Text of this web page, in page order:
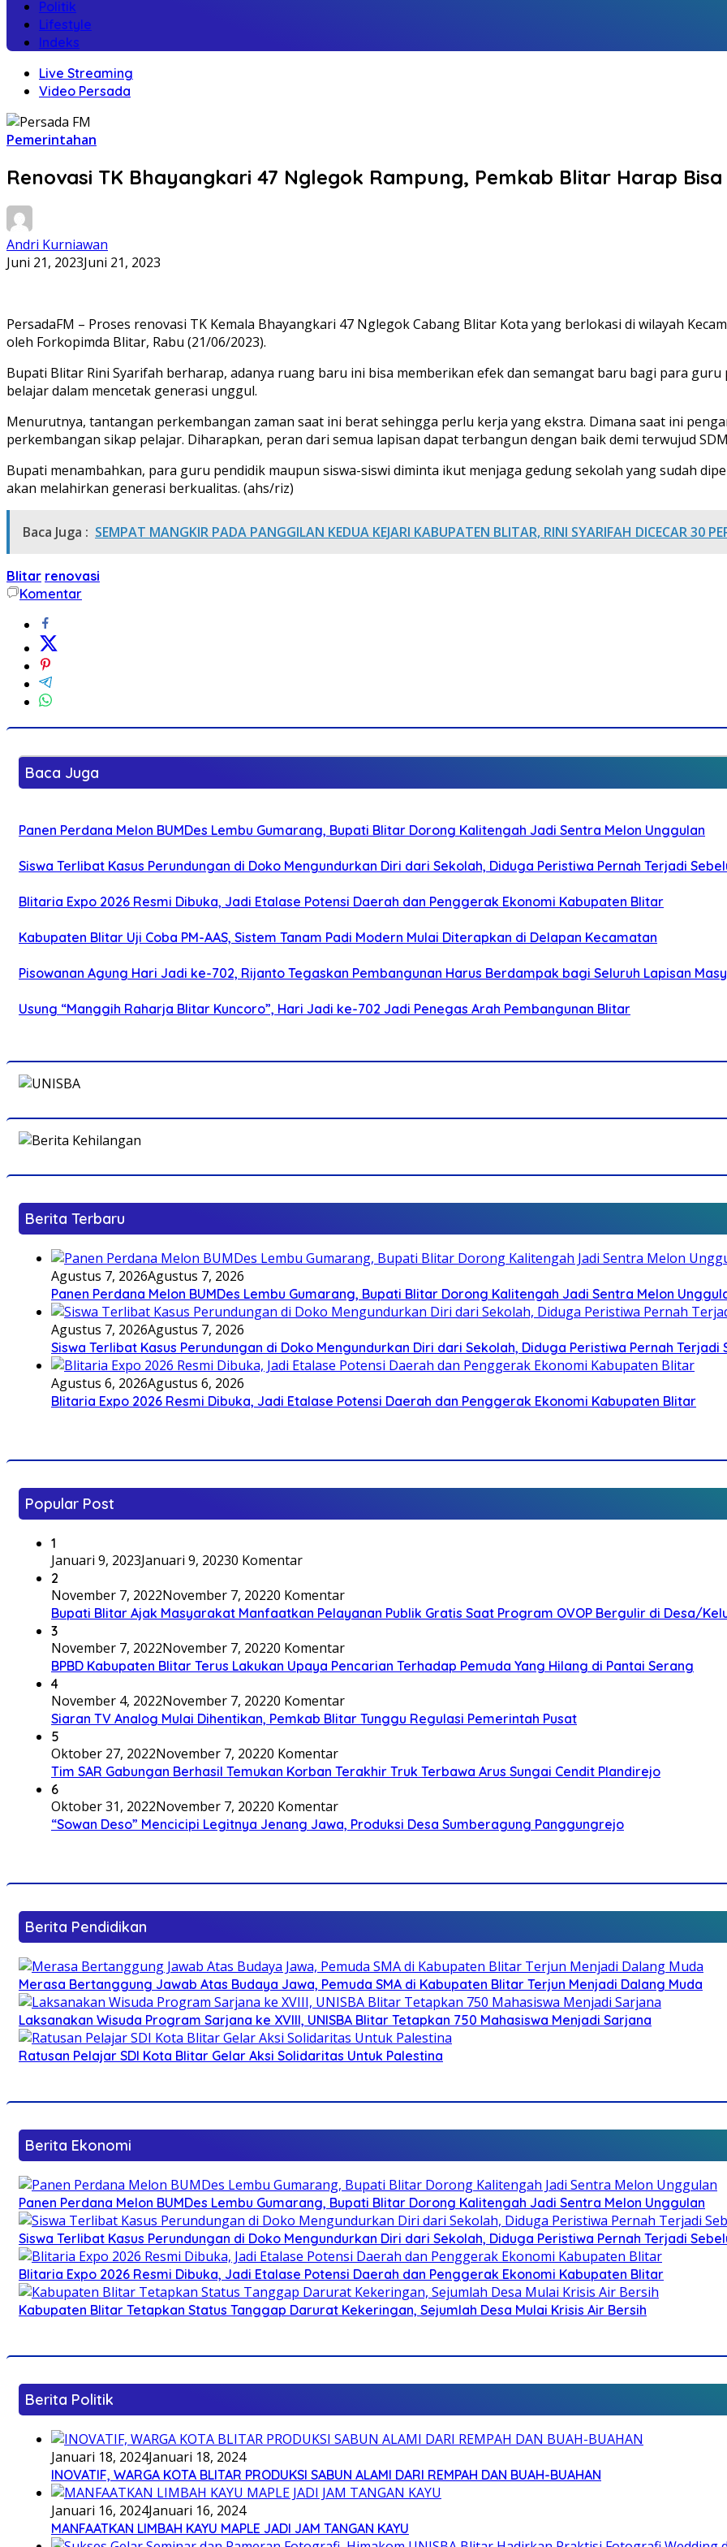
Politik
Lifestyle
Indeks
Live Streaming
Video Persada
Pemerintahan
Renovasi TK Bhayangkari 47 Nglegok Rampung, Pemkab Blitar Harap
Andri Kurniawan
Juni 21, 2023Juni 21, 2023
PersadaFM – Proses renovasi TK Kemala Bhayangkari 47 Nglegok Cabang Blitar Kota yang berlokasi di wilayah
oleh Forkopimda Blitar, Rabu (21/06/2023).
Bupati Blitar Rini Syarifah berharap, adanya ruang baru ini bisa memberikan efek dan semangat baru bagi para
belajar dalam mencetak generasi unggul.
Menurutnya, tantangan perkembangan zaman saat ini berat sehingga perlu kerja yang ekstra. Dimana saat ini
perkembangan sikap pelajar. Diharapkan, peran dari semua lapisan dapat terbangun dengan baik demi terwujud
Bupati menambahkan, para guru pendidik maupun siswa-siswi diminta ikut menjaga gedung sekolah yang sudah
akan melahirkan generasi berkualitas. (ahs/riz)
Baca Juga : SEMPAT MANGKIR PADA PANGGILAN KEDUA KEJARI KABUPATEN BLITAR, RINI SYARIFAH DICECAR 30
Blitar renovasi
Komentar
Baca Juga
Panen Perdana Melon BUMDes Lembu Gumarang, Bupati Blitar Dorong Kalitengah Jadi Sentra Melon Unggulan
Siswa Terlibat Kasus Perundungan di Doko Mengundurkan Diri dari Sekolah, Diduga Peristiwa Pernah Terjadi
Blitaria Expo 2026 Resmi Dibuka, Jadi Etalase Potensi Daerah dan Penggerak Ekonomi Kabupaten Blitar
Kabupaten Blitar Uji Coba PM-AAS, Sistem Tanam Padi Modern Mulai Diterapkan di Delapan Kecamatan
Pisowanan Agung Hari Jadi ke-702, Rijanto Tegaskan Pembangunan Harus Berdampak bagi Seluruh Lapisan
Usung “Manggih Raharja Blitar Kuncoro”, Hari Jadi ke-702 Jadi Penegas Arah Pembangunan Blitar
Berita Terbaru
Agustus 7, 2026Agustus 7, 2026
Panen Perdana Melon BUMDes Lembu Gumarang, Bupati Blitar Dorong Kalitengah Jadi Sentra Melon
Agustus 7, 2026Agustus 7, 2026
Siswa Terlibat Kasus Perundungan di Doko Mengundurkan Diri dari Sekolah, Diduga Peristiwa Pernah Terjadi
Agustus 6, 2026Agustus 6, 2026
Blitaria Expo 2026 Resmi Dibuka, Jadi Etalase Potensi Daerah dan Penggerak Ekonomi Kabupaten Blitar
Popular Post
1
Januari 9, 2023Januari 9, 20230 Komentar
2
November 7, 2022November 7, 20220 Komentar
Bupati Blitar Ajak Masyarakat Manfaatkan Pelayanan Publik Gratis Saat Program OVOP Bergulir di Desa/
3
November 7, 2022November 7, 20220 Komentar
BPBD Kabupaten Blitar Terus Lakukan Upaya Pencarian Terhadap Pemuda Yang Hilang di Pantai Serang
4
November 4, 2022November 7, 20220 Komentar
Siaran TV Analog Mulai Dihentikan, Pemkab Blitar Tunggu Regulasi Pemerintah Pusat
5
Oktober 27, 2022November 7, 20220 Komentar
Tim SAR Gabungan Berhasil Temukan Korban Terakhir Truk Terbawa Arus Sungai Cendit Plandirejo
6
Oktober 31, 2022November 7, 20220 Komentar
“Sowan Deso” Mencicipi Legitnya Jenang Jawa, Produksi Desa Sumberagung Panggungrejo
Berita Pendidikan
Merasa Bertanggung Jawab Atas Budaya Jawa, Pemuda SMA di Kabupaten Blitar Terjun Menjadi Dalang Muda
Laksanakan Wisuda Program Sarjana ke XVIII, UNISBA Blitar Tetapkan 750 Mahasiswa Menjadi Sarjana
Ratusan Pelajar SDI Kota Blitar Gelar Aksi Solidaritas Untuk Palestina
Berita Ekonomi
Panen Perdana Melon BUMDes Lembu Gumarang, Bupati Blitar Dorong Kalitengah Jadi Sentra Melon Unggulan
Siswa Terlibat Kasus Perundungan di Doko Mengundurkan Diri dari Sekolah, Diduga Peristiwa Pernah Terjadi
Blitaria Expo 2026 Resmi Dibuka, Jadi Etalase Potensi Daerah dan Penggerak Ekonomi Kabupaten Blitar
Kabupaten Blitar Tetapkan Status Tanggap Darurat Kekeringan, Sejumlah Desa Mulai Krisis Air Bersih
Berita Politik
Januari 18, 2024Januari 18, 2024
INOVATIF, WARGA KOTA BLITAR PRODUKSI SABUN ALAMI DARI REMPAH DAN BUAH-BUAHAN
Januari 16, 2024Januari 16, 2024
MANFAATKAN LIMBAH KAYU MAPLE JADI JAM TANGAN KAYU